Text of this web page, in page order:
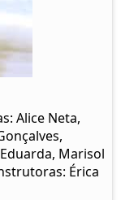
Alice Neta,
Marisol
Érica